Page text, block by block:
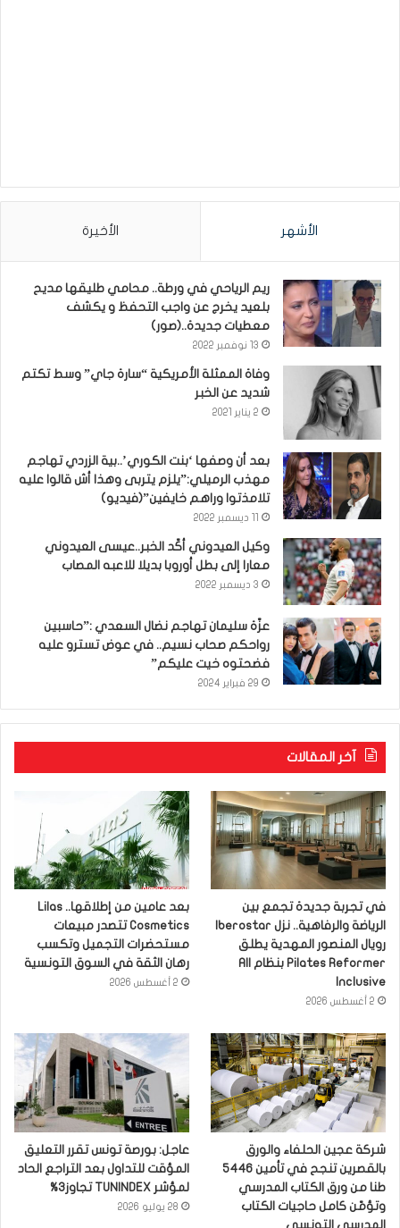
الأشهر الأخيرة
ريم الرياحي في ورطة.. محامي طليقها مديح
بلعيد يخرج عن واجب التحفظ و يكشف
معطيات جديدة..(صور)
13 نوفمبر 2022
وفاة الممثلة الأمريكية “سارة جاي” وسط تكتم
شديد عن الخبر
2 يناير 2021
بعد أن وصفها ‘بنت الكوري’..بية الزردي تهاجم
مهذب الرميلي:”يلزم يتربى وهذا أش قالوا عليه
تلامذتوا وراهم خايفين”(فيديو)
وكيل العيدوني أكّد الخبر..عيسى العيدوني
معارا إلى بطل أوروبا بديلا للاعبه المصاب
3 ديسمبر 2022
عزّة سليمان تهاجم نضال السعدي :”حاسبين
رواحكم صحاب نسيم.. في عوض تسترو عليه
فضحتوه خيت عليكم”
29 فبراير 2024
آخر المقالات
في تجربة جديدة تجمع بين
رويال المنصور المهدية يطلق
Pilates Reformer بنظام All
Inclusive
2 أغسطس 2026
بعد عامين من إطلاقها.. Lilas
Cosmetics تتصدر مبيعات
مستحضرات التجميل وتكسب
رهان الثقة في السوق التونسية
2 أغسطس 2026
شركة عجين الحلفاء والورق
بالقصرين تنجح في تأمين 5446
طنا من ورق الكتاب المدرسي
وتؤمّن كامل حاجيات الكتاب
المدرسي التونسي
عاجل: بورصة تونس تقرر التعليق
المؤقت للتداول بعد التراجع الحاد
لمؤشر TUNINDEX تجاوز3%
28 يوليو 2026